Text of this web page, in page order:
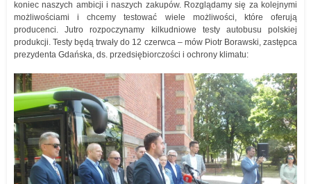
koniec naszych ambicji i naszych zakupów. Rozglądamy się za kolejnymi
możliwościami i chcemy testować wiele możliwości, które oferują
producenci. Jutro rozpoczynamy kilkudniowe testy autobusu polskiej
produkcji. Testy będą trwały do 12 czerwca – mów Piotr Borawski, zastępca
prezydenta Gdańska, ds. przedsiębiorczości i ochrony klimatu: